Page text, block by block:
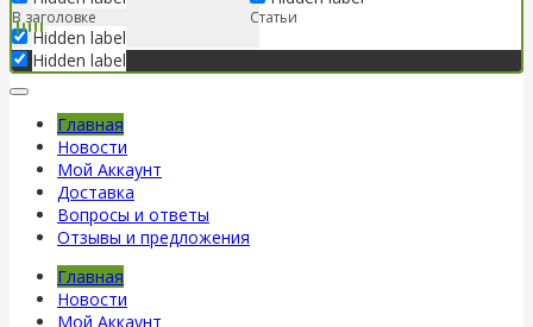
В заголовке
Hidden label
Hidden label
Статьи
Главная
Новости
Мой Аккаунт
Доставка
Вопросы и ответы
Отзывы и предложения
Главная
Новости
Мой Аккаунт